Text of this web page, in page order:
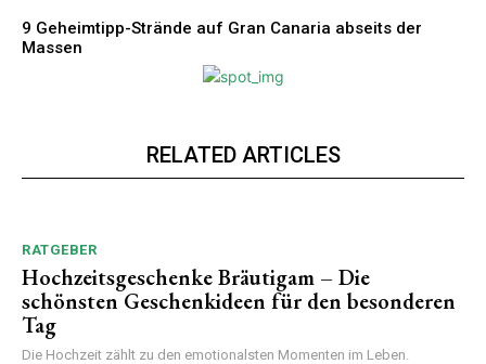
9 Geheimtipp-Strände auf Gran Canaria abseits der
Massen
RELATED ARTICLES
RATGEBER
Hochzeitsgeschenke Bräutigam – Die
schönsten Geschenkideen für den besonderen
Tag
Die Hochzeit zählt zu den emotionalsten Momenten im Leben.